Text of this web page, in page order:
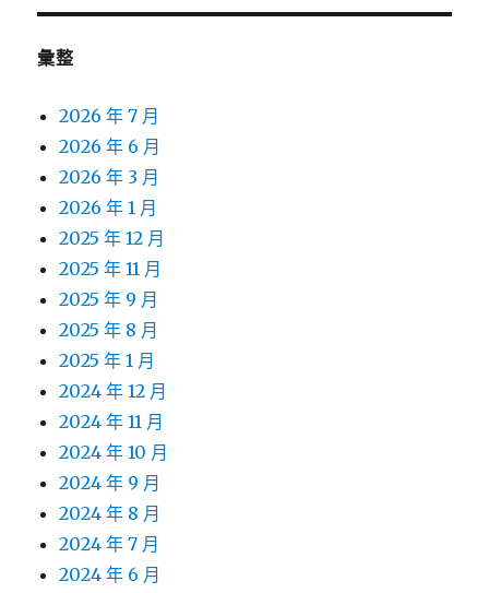
彙整
2026 年 7 月
2026 年 6 月
2026 年 3 月
2026 年 1 月
2025 年 12 月
2025 年 11 月
2025 年 9 月
2025 年 8 月
2025 年 1 月
2024 年 12 月
2024 年 11 月
2024 年 10 月
2024 年 9 月
2024 年 8 月
2024 年 7 月
2024 年 6 月